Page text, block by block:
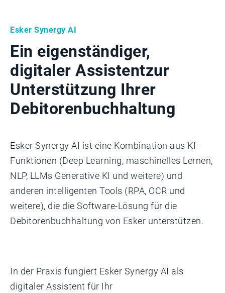
Esker Synergy AI
Ein eigenständiger,
digitaler Assistentzur
Unterstützung Ihrer
Debitorenbuchhaltung
Esker Synergy AI ist eine Kombination aus KI-
Funktionen (Deep Learning, maschinelles Lernen,
NLP, LLMs Generative KI und weitere) und
anderen intelligenten Tools (RPA, OCR und
weitere), die die Software-Lösung für die
Debitorenbuchhaltung von Esker unterstützen.
In der Praxis fungiert Esker Synergy AI als
digitaler Assistent für Ihr